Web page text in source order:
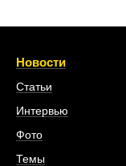
Новости
Статьи
Интервью
Фото
Темы